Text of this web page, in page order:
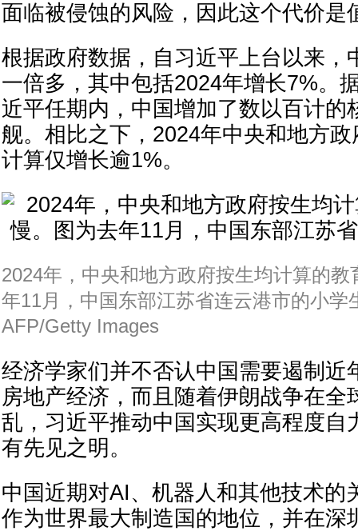
面临被侵蚀的风险，因此这个代价是
根据政府数据，自习近平上台以来，
一倍多，其中包括2024年增长7%。
近平任期内，中国增加了数以百计的
舰。相比之下，2024年中央和地方
计算仅增长逾1%。
2024年，中央和地方政府按生均计算的
年11月，中国东部江苏省连云港市的小学
AFP/Getty Images
经济学家们并不否认中国需要遏制近
房地产经济，而且随着伊朗战争在全
乱，习近平推动中国实现更高程度自
有先见之明。
中国近期对AI、机器人和其他技术的
作为世界最大制造国的地位，并在深